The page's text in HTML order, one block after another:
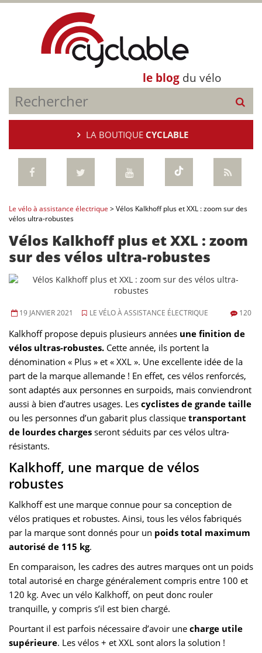
le blog du vélo
LA BOUTIQUE CYCLABLE
Le vélo à assistance électrique >Vélos Kalkhoff plus et XXL : zoom sur des
vélos ultra-robustes
Vélos Kalkhoff plus et XXL : zoom
sur des vélos ultra-robustes
19 JANVIER 2021 LE VÉLO À ASSISTANCE ÉLECTRIQUE 120
Kalkhoff propose depuis plusieurs années une finition de
vélos ultras-robustes. Cette année, ils portent la
dénomination « Plus » et « XXL ». Une excellente idée de la
part de la marque allemande ! En effet, ces vélos renforcés,
sont adaptés aux personnes en surpoids, mais conviendront
aussi à bien d’autres usages. Les cyclistes de grande taille
ou les personnes d’un gabarit plus classique transportant
de lourdes charges seront séduits par ces vélos ultra-
résistants.
Kalkhoff, une marque de vélos
robustes
Kalkhoff est une marque connue pour sa conception de
vélos pratiques et robustes. Ainsi, tous les vélos fabriqués
par la marque sont donnés pour un poids total maximum
autorisé de 115 kg.
En comparaison, les cadres des autres marques ont un poids
total autorisé en charge généralement compris entre 100 et
120 kg. Avec un vélo Kalkhoff, on peut donc rouler
tranquille, y compris s’il est bien chargé.
Pourtant il est parfois nécessaire d’avoir une charge utile
supérieure. Les vélos + et XXL sont alors la solution !